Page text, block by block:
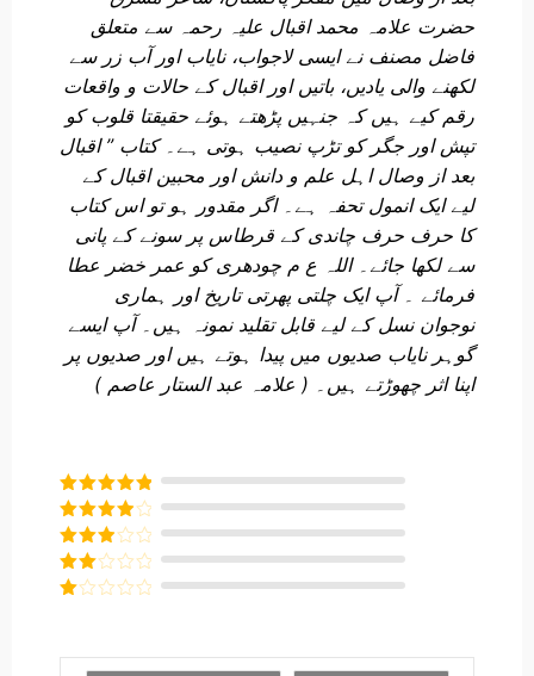
حضرت علامہ محمد اقبال علیہ رحمہ سے متعلق
فاضل مصنف نے ایسی لاجواب، نایاب اور آب زر سے
لکھنے والی یادیں، باتیں اور اقبال کے حالات و واقعات
رقم کیے ہیں کہ جنہیں پڑھتے ہوئے حقیقتا قلوب کو
تپش اور جگر کو تڑپ نصیب ہوتی ہے۔ کتاب ” اقبال
بعد از وصال اہل علم و دانش اور محبین اقبال کے
لیے ایک انمول تحفہ ہے۔ اگر مقدور ہو تو اس کتاب
کا حرف حرف چاندی کے قرطاس پر سونے کے پانی
سے لکھا جائے۔ اللہ ع م چودھری کو عمر خضر عطا
فرمائے ۔ آپ ایک چلتی پھرتی تاریخ اور ہماری
نوجوان نسل کے لیے قابل تقلید نمونہ ہیں۔ آپ ایسے
گوہر نایاب صدیوں میں پیدا ہوتے ہیں اور صدیوں پر
اپنا اثر چھوڑتے ہیں۔ ( علامہ عبد الستار عاصم )
Rated5out
of 5
Rated4
out of 5
Rated3
out of
5
Rated
of